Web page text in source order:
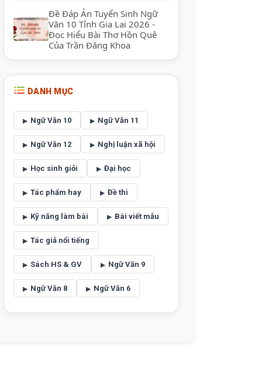
Đề Đáp Án Tuyển Sinh Ngữ
Văn 10 Tỉnh Gia Lai 2026 -
Đọc Hiểu Bài Thơ Hồn Quê
Của Trần Đăng Khoa
DANH MỤC
Ngữ Văn 10 Ngữ Văn 11
Ngữ Văn 12 Nghị luận xã hội
Học sinh giỏi Đại học
Tác phẩm hay Đề thi
Kỹ năng làm bài Bài viết mẫu
Tác giả nổi tiếng
Sách HS & GV Ngữ Văn 9
Ngữ Văn 8 Ngữ Văn 6